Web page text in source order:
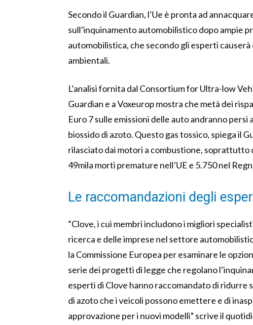
Secondo il Guardian, l’Ue è pronta ad
sull’inquinamento automobilistico dopo ampie
automobilistica, che secondo gli esperti
ambientali.
L’analisi fornita dal Consortium for Ultra-low
Guardian e a Voxeurop mostra che metà dei
Euro 7 sulle emissioni delle auto andranno persi
biossido di azoto. Questo gas tossico, spiega il
rilasciato dai motori a combustione, soprattutto
49mila morti premature nell’UE e 5.750 nel
Le raccomandazioni degli
“Clove, i cui membri includono i migliori
ricerca e delle imprese nel settore
la Commissione Europea per esaminare le
serie dei progetti di legge che regolano
esperti di Clove hanno raccomandato di
di azoto che i veicoli possono emettere e di
approvazione per i nuovi modelli” scrive il